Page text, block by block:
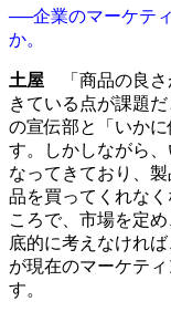
──企業のマーケテ
か。
土屋 「商品の良さ
きている点が課題
の宣伝部と「いか
す。しかしながら
なってきており、
品を買ってくれな
ころで、市場を定
底的に考えなけれ
が現在のマーケテ
す。